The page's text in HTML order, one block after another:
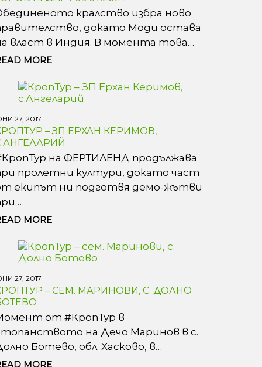
кралство избра ново
докато Моди остава
власт в Индия. В момента това…
MORE
27, 2017
– ЗП ЕРХАН КЕРИМОВ,
на ФЕРТИЛЕНД продължава
пролетни култури, докато част
екипът ни подготвя демо-жътви
MORE
27, 2017
– СЕМ. МАРИНОВИ, С. ДОЛНО
от #КропТур в
на Дечо Маринов в с.
Ботево, обл. Хасково, в…
MORE